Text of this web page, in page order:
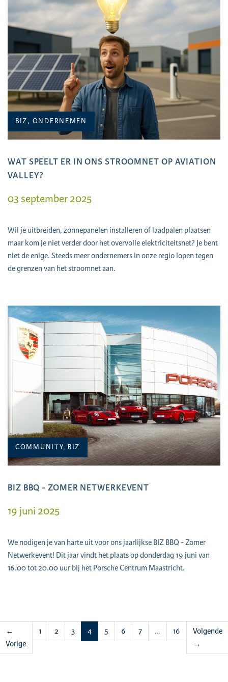
BIZ, ONDERNEMEN
WAT SPEELT ER IN ONS STROOMNET OP AVIATION
VALLEY?
03 september 2025
Wil je uitbreiden, zonnepanelen installeren of laadpalen plaatsen
maar kom je niet verder door het overvolle elektriciteitsnet? Je bent
niet de enige. Steeds meer ondernemers in onze regio lopen tegen
de grenzen van het stroomnet aan.
COMMUNITY, BIZ
BIZ BBQ - ZOMER NETWERKEVENT
19 juni 2025
We nodigen je van harte uit voor ons jaarlijkse BIZ BBQ - Zomer
Netwerkevent! Dit jaar vindt het plaats op donderdag 19 juni van
16.00 tot 20.00 uur bij het Porsche Centrum Maastricht.
←
Vorige
1 2 3 4(huidige)
5 6 7 … 16
Volgende
→